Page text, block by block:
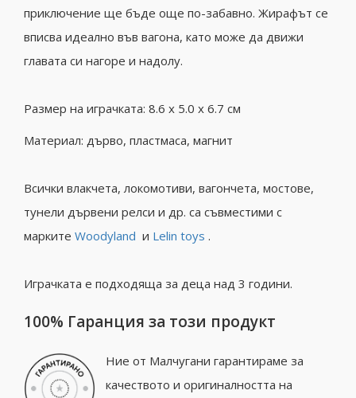
приключение ще бъде още по-забавно. Жирафът се
вписва идеално във вагона, като може да движи
главата си нагоре и надолу.
Размер на играчката: 8.6 x 5.0 x 6.7 см
Материал: дърво, пластмаса, магнит
Всички влакчета, локомотиви, вагончета, мостове,
тунели дървени релси и др. са съвместими с
марките Woodyland и Lelin toys .
Играчката е подходяща за деца над 3 години.
100% Гаранция за този продукт
Ние от Малчугани гарантираме за
качеството и оригиналността на